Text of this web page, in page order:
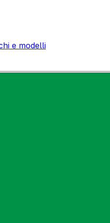
e modelli